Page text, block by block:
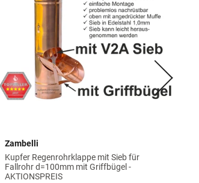
Zambelli
Kupfer Regenrohrklappe mit Sieb für
Fallrohr d=100mm mit Griffbügel -
AKTIONSPREIS